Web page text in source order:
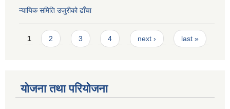
न्यायिक समिति उजुरीको ढाँचा
Pages
1 2 3 4 next › last »
योजना तथा परियोजना